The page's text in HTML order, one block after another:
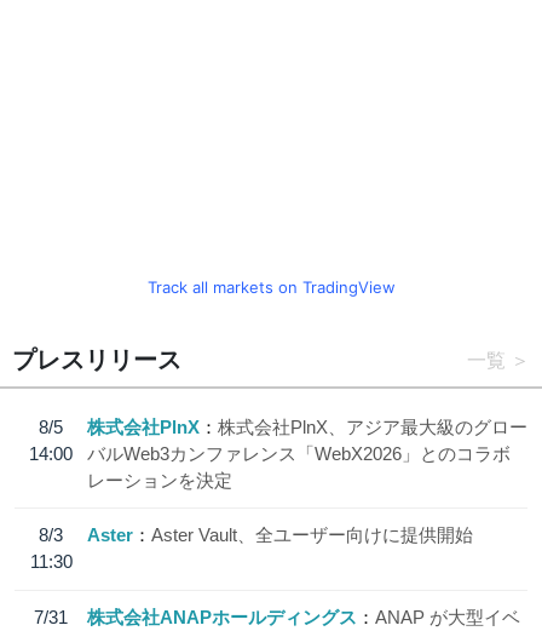
Track all markets on TradingView
プレスリリース 一覧
8/5
14:00
株式会社PlnX
株式会社PlnX、アジア最大級のグロー
バルWeb3カンファレンス「WebX2026」とのコラボ
レーションを決定
8/3
11:30
Aster Aster Vault、全ユーザー向けに提供開始
7/31
株式会社ANAPホールディングス
ANAP が大型イベ